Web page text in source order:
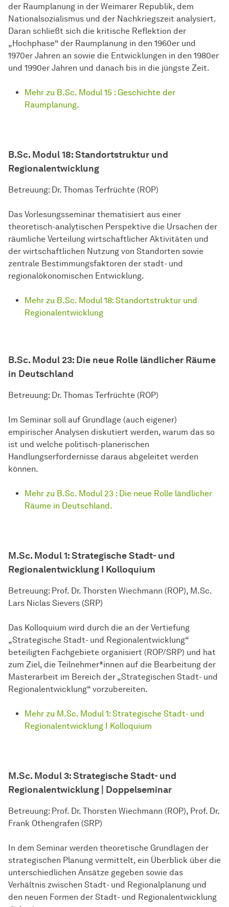
der Raumplanung in der Weimarer Republik, dem
Nationalsozialismus und der Nachkriegszeit analysiert.
Daran schließt sich die kritische Reflektion der
„Hochphase“ der Raumplanung in den 1960er und
1970er Jahren an sowie die Entwicklungen in den 1980er
und 1990er Jahren und danach bis in die jüngste Zeit.
Mehr zu B.Sc. Modul 15 : Geschichte der
Raumplanung.
B.Sc. Modul 18: Standortstruktur und
Regionalentwicklung
Betreuung: Dr. Thomas Terfrüchte (ROP)
Das Vorlesungsseminar thematisiert aus einer
theoretisch-analytischen Perspektive die Ursachen der
räumliche Verteilung wirtschaftlicher Aktivitäten und
der wirtschaftlichen Nutzung von Standorten sowie
zentrale Bestimmungsfaktoren der stadt- und
regionalökonomischen Entwicklung.
Mehr zu B.Sc. Modul 18: Standortstruktur und
Regionalentwicklung
B.Sc. Modul 23: Die neue Rolle ländlicher Räume
in Deutschland
Betreuung: Dr. Thomas Terfrüchte (ROP)
Im Seminar soll auf Grundlage (auch eigener)
empirischer Analysen diskutiert werden, warum das so
ist und welche politisch-planerischen
Handlungserfordernisse daraus abgeleitet werden
können.
Mehr zu B.Sc. Modul 23 : Die neue Rolle ländlicher
Räume in Deutschland.
M.Sc. Modul 1: Strategische Stadt- und
Regionalentwicklung I Kolloquium
Betreuung: Prof. Dr. Thorsten Wiechmann (ROP), M.Sc.
Lars Niclas Sievers (SRP)
Das Kolloquium wird durch die an der Vertiefung
„Strategische Stadt- und Regionalentwicklung“
beteiligten Fachgebiete organisiert (ROP/SRP) und hat
zum Ziel, die Teilnehmer*innen auf die Bearbeitung der
Masterarbeit im Bereich der „Strategischen Stadt- und
Regionalentwicklung“ vorzubereiten.
Mehr zu M.Sc. Modul 1: Strategische Stadt- und
Regionalentwicklung I Kolloquium
M.Sc. Modul 3:Strategische Stadt- und
Regionalentwicklung | Doppelseminar
Betreuung: Prof. Dr. Thorsten Wiechmann (ROP), Prof. Dr.
Frank Othengrafen (SRP)
In dem Seminar werden theoretische Grundlagen der
strategischen Planung vermittelt, ein Überblick über die
unterschiedlichen Ansätze gegeben sowie das
Verhältnis zwischen Stadt- und Regionalplanung und
den neuen Formen der Stadt- und Regionalentwicklung